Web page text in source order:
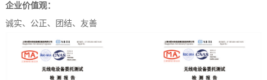
企业价值观：
诚实、公正、团结、友善